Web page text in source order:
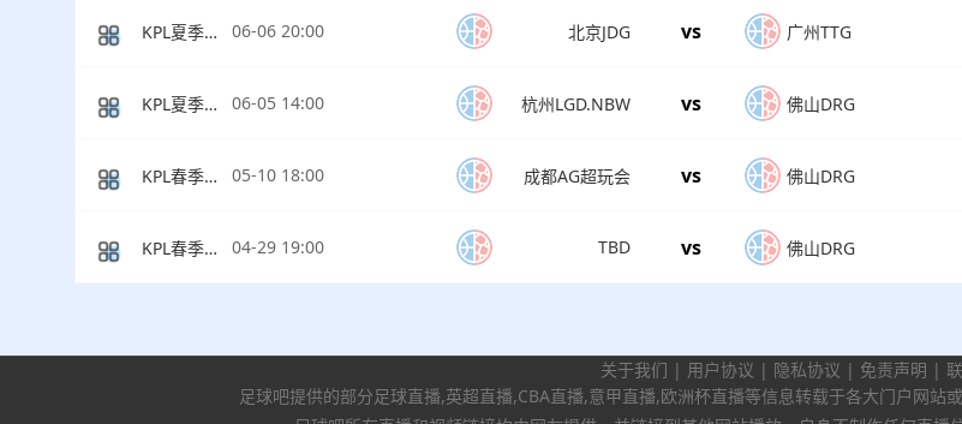
KPL夏季赛常规赛 06-06 20:00 北京JDG vs 广州TTG
KPL夏季赛常规赛 06-05 14:00 杭州LGD.NBW vs 佛山DRG
KPL春季赛决赛 05-10 18:00 成都AG超玩会 vs 佛山DRG
KPL春季赛败者组 04-29 19:00 TBD vs 佛山DRG
关于我们 | 用户协议 | 隐私协议 | 免责声明 |
足球吧提供的部分足球直播,英超直播,CBA直播,意甲直播,欧洲杯直播等信息转载于各大门户网站